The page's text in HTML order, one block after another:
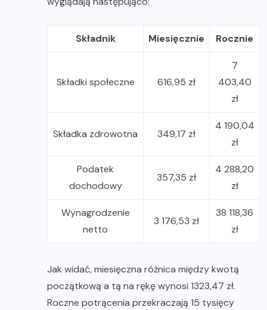
Składnik Miesięcznie Rocznie
Składki społeczne 616,95 zł
7
403,40
zł
Składka zdrowotna 349,17 zł
4 190,04
zł
Podatek
dochodowy
357,35 zł
4 288,20
zł
Wynagrodzenie
netto
3 176,53 zł
38 118,36
zł
Jak widać, miesięczna różnica między kwotą
początkową a tą na rękę wynosi 1323,47 zł.
Roczne potrącenia przekraczają 15 tysięcy